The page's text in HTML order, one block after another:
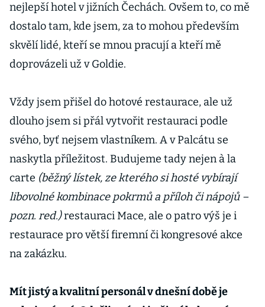
nejlepší hotel v jižních Čechách. Ovšem to, co mě
dostalo tam, kde jsem, za to mohou především
skvělí lidé, kteří se mnou pracují a kteří mě
doprovázeli už v Goldie.
Vždy jsem přišel do hotové restaurace, ale už
dlouho jsem si přál vytvořit restauraci podle
svého, byť nejsem vlastníkem. A v Palcátu se
naskytla příležitost. Budujeme tady nejen à la
carte (běžný lístek, ze kterého si hosté vybírají
libovolné kombinace pokrmů a příloh či nápojů –
pozn. red.)restauraci Mace, ale o patro výš je i
restaurace pro větší firemní či kongresové akce
na zakázku.
Mít jistý a kvalitní personál v dnešní době je